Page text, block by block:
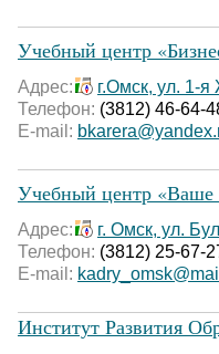
Учебный центр
Адрес:
г.Омск, ул. 1-
Телефон: (3812) 46-64-
E-mail:
Учебный центр «Ваше
Адрес:
г. Омск, ул.
Телефон: (3812) 25-67-
E-mail:
Институт Развития